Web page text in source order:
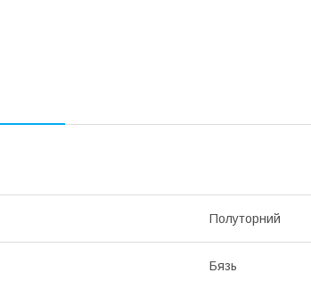
Полуторний
Бязь